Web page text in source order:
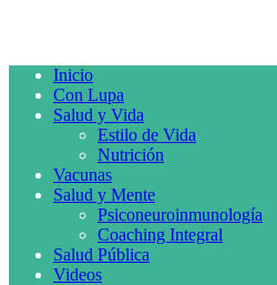
Inicio
Con Lupa
Salud y Vida
Estilo de Vida
Nutrición
Vacunas
Salud y Mente
Psiconeuroinmunología
Coaching Integral
Salud Pública
Videos